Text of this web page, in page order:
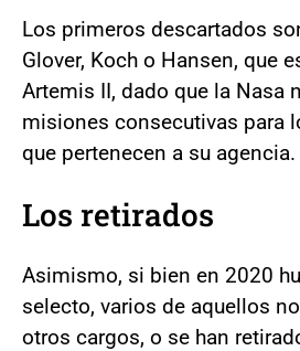
Los primeros descartados
Glover, Koch o Hansen, que
Artemis II, dado que la Nasa
misiones consecutivas para
que pertenecen a su agencia.
Los retirados
Asimismo, si bien en 2020
selecto, varios de aquellos
otros cargos, o se han